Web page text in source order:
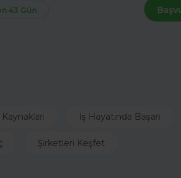
43 Gün
İş Hayatında Başarı
Şirketleri Keşfet